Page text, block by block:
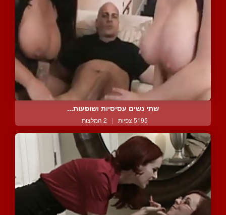
שתי נשים עסיסיות ושופעות...
5195 צפיות | 2 המלצות